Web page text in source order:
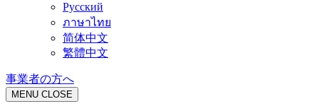
Русский
ภาษาไทย
简体中文
繁體中文
事業者の方へ
MENU CLOSE